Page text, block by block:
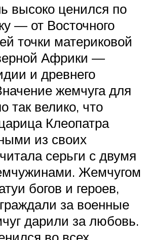
высоко ценился по
— от Восточного
точки материковой
Африки —
и древнего
жемчуга для
так велико, что
Клеопатра
из своих
серьги с двумя
Жемчугом
богов и героев,
за военные
дарили за любовь.